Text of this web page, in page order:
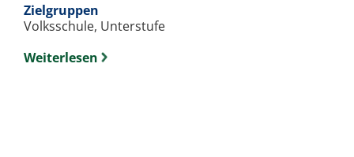
Zielgruppen
Volksschule, Unterstufe
Weiterlesen